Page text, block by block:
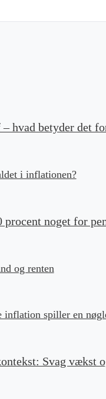
hvad betyder det
i inflationen?
noget for
og renten
inflation spiller en
Svag vækst